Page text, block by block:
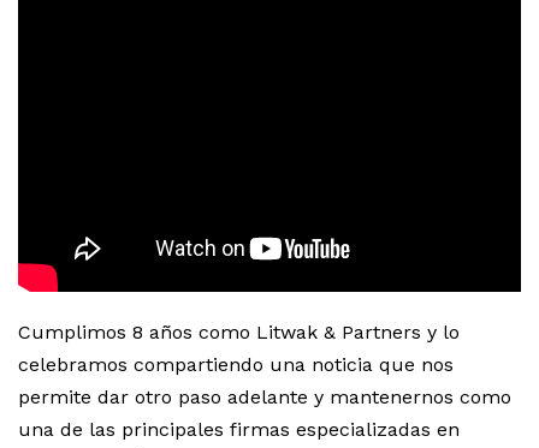
Cumplimos 8 años como Litwak & Partners y lo
celebramos compartiendo una noticia que nos
permite dar otro paso adelante y mantenernos como
una de las principales firmas especializadas en